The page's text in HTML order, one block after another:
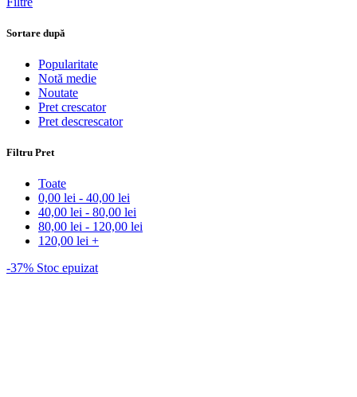
Sortare după
Popularitate
Notă medie
Noutate
Pret crescator
Pret descrescator
Filtru Pret
Toate
0,00 lei - 40,00 lei
40,00 lei - 80,00 lei
80,00 lei - 120,00 lei
120,00 lei +
-37% Stoc epuizat